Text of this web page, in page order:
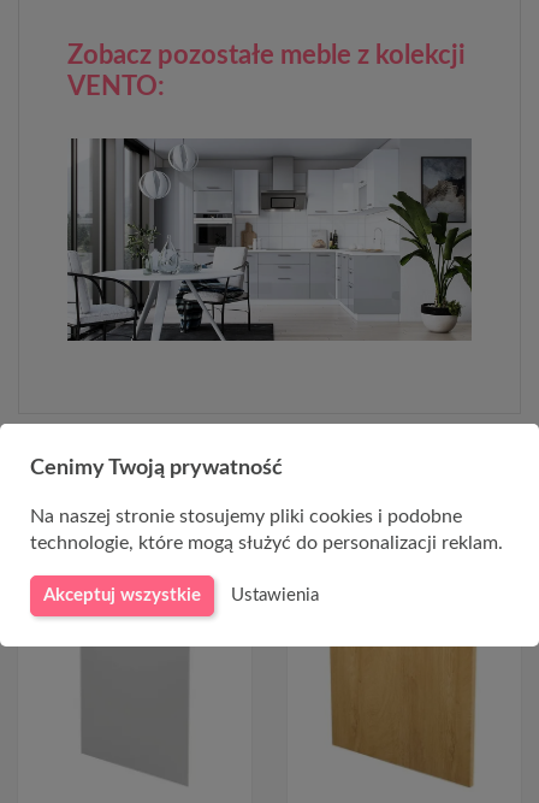
Zobacz pozostałe meble z kolekcji
VENTO:
PRODUKTY Z KATEGORII
Cenimy Twoją prywatność
Na naszej stronie stosujemy pliki cookies i podobne
technologie, które mogą służyć do personalizacji reklam.
Akceptuj wszystkie Ustawienia